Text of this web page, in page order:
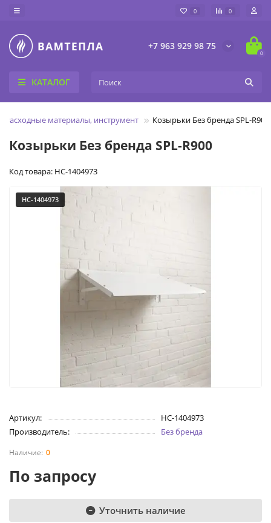
0 0
+7 963 929 98 75
0
КАТАЛОГ
Расходные материалы, инструмент Козырьки Без бренда SPL-R900
Козырьки Без бренда SPL-R900
Код товара: НС-1404973
НС-1404973
Артикул:
НС-1404973
Производитель:
Без бренда
0
По запросу
Уточнить наличие